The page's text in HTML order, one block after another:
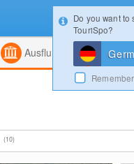
Kombiniert
Ausflugsziele
(10)
Do you want
TouriSpo?
Konfigurator